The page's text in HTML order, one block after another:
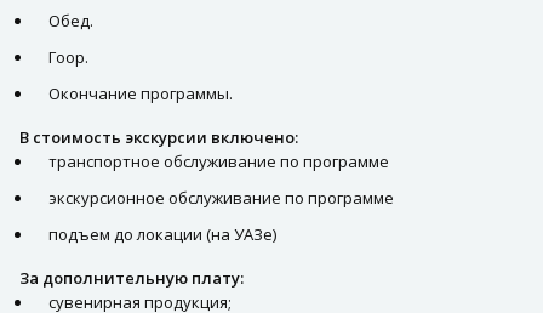
Обед.
Гоор.
Окончание программы.
В стоимость экскурсии включено:
транспортное обслуживание по программе
экскурсионное обслуживание по программе
подъем до локации (на УАЗе)
За дополнительную плату:
сувенирная продукция;